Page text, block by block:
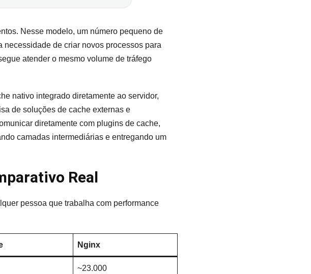
Nesse modelo, um número pequeno de
de criar novos processos para
atender o mesmo volume de tráfego
nativo integrado diretamente ao servidor,
de soluções de cache externas e
diretamente com plugins de cache,
camadas intermediárias e entregando um
Real
pessoa que trabalha com performance
Nginx
~23.000